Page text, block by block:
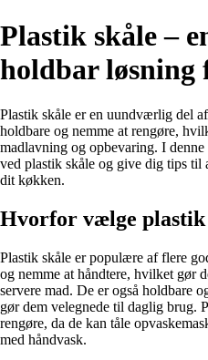
Plastik skåle –
holdbar
Plastik skåle er en uundværlig del
holdbare og nemme at rengøre,
madlavning og opbevaring. I
ved plastik skåle og give dig tips
dit køkken.
Hvorfor vælge plastik
Plastik skåle er populære af flere
og nemme at håndtere, hvilket gør
servere mad. De er også holdbare
gør dem velegnede til daglig brug.
rengøre, da de kan tåle
med håndvask.